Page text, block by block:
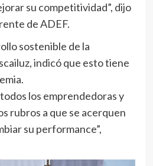
su competitividad”, dijo
de ADEF.
sostenible de la
indicó que esto tiene
los emprendedoras y
rubros a que se acerquen
su performance”,